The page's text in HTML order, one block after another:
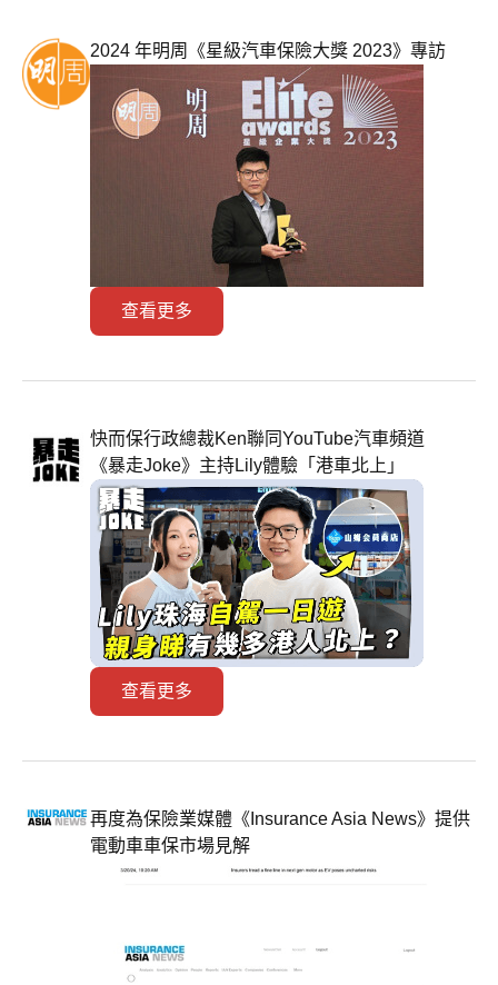
2024 年明周《星級汽車保險大獎 2023》專訪
查看更多
快而保行政總裁Ken聯同YouTube汽車頻道
《暴走Joke》主持Lily體驗「港車北上」
查看更多
再度為保險業媒體《Insurance Asia News》提供
電動車車保市場見解